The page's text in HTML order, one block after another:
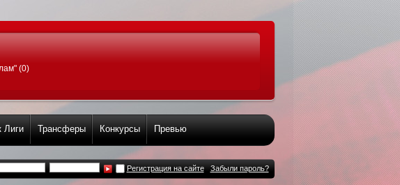
(0)
Лиги Трансферы Конкурсы Превью
Регистрация на сайте Забыли пароль?